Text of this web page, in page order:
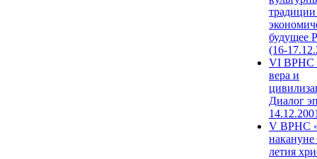
будущее
(16-
VI ВРНС
вера и
Диалог
V ВРНС
накануне
летия